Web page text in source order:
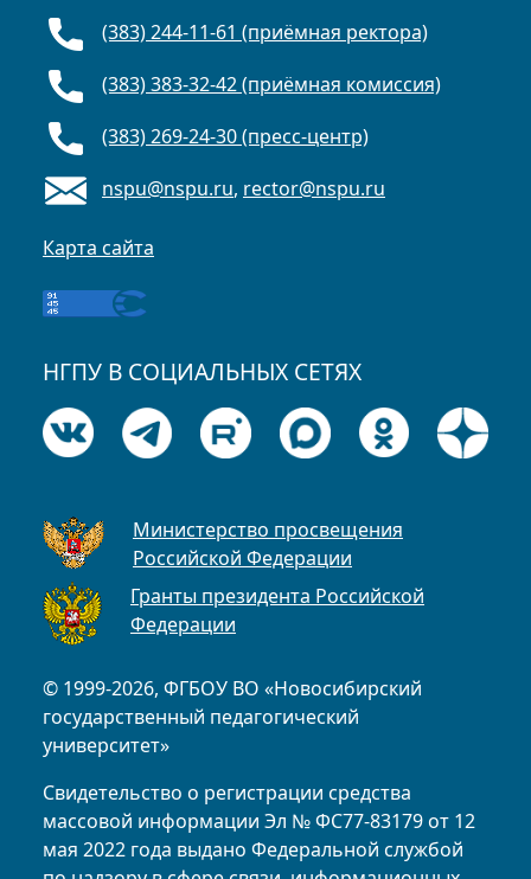
© 1999-2026, ФГБОУ ВО «Новосибирский
государственный педагогический
университет»
Свидетельство о регистрации средства
массовой информации Эл № ФС77-83179 от 12
мая 2022 года выдано Федеральной службой
(383) 244-11-61 (приёмная ректора)
(383) 383-32-42 (приёмная комиссия)
(383) 269-24-30 (пресс-центр)
nspu@nspu.ru, rector@nspu.ru
Карта сайта
НГПУ В СОЦИАЛЬНЫХ СЕТЯХ
Министерство просвещения
Российской Федерации
Гранты президента Российской
Федерации